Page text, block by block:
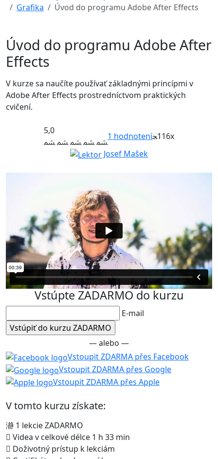
Grafika
Úvod do programu Adobe After Effects
Úvod do programu Adobe After
Effects
V kurze sa naučíte používať základnými princípmi v
Adobe After Effects prostredníctvom praktických
cvičení.
5,0
1 hodnotení 116x
Josef Mašek
Vstúpte ZADARMO do kurzu
E-mail
— alebo —
Vstoupit ZDARMA přes Facebook
Vstoupit ZDARMA přes Google
Vstoupit ZDARMA přes Apple
V tomto kurzu získate:
1 lekcie ZADARMO
Videa v celkové délce 1 h 33 min
Doživotný prístup k lekciám